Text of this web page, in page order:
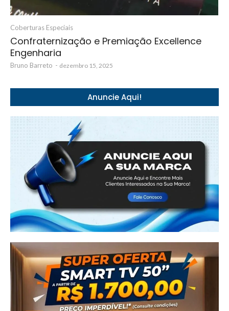
Coberturas Especiais
Confraternização e Premiação Excellence
Engenharia
Bruno Barreto - dezembro 15, 2025
Anuncie Aqui!